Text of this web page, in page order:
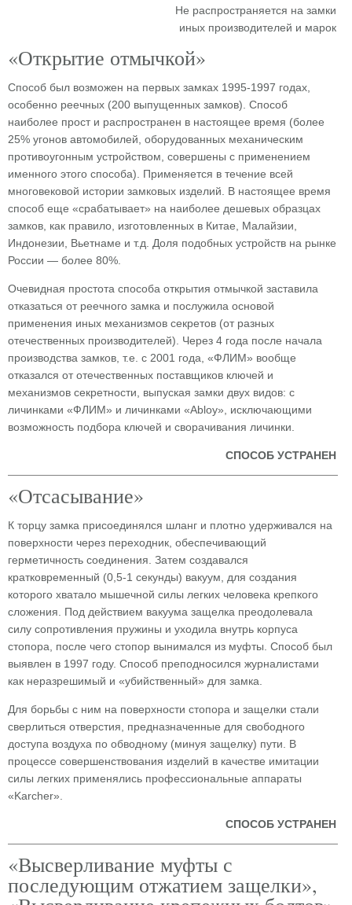
Не распространяется на замки
иных производителей и марок
«Открытие отмычкой»
Способ был возможен на первых замках 1995-1997 годах,
особенно реечных (200 выпущенных замков). Способ
наиболее прост и распространен в настоящее время (более
25% угонов автомобилей, оборудованных механическим
противоугонным устройством, совершены с применением
именного этого способа). Применяется в течение всей
многовековой истории замковых изделий. В настоящее время
способ еще «срабатывает» на наиболее дешевых образцах
замков, как правило, изготовленных в Китае, Малайзии,
Индонезии, Вьетнаме и т.д. Доля подобных устройств на рынке
России — более 80%.
Очевидная простота способа открытия отмычкой заставила
отказаться от реечного замка и послужила основой
применения иных механизмов секретов (от разных
отечественных производителей). Через 4 года после начала
производства замков, т.е. с 2001 года, «ФЛИМ» вообще
отказался от отечественных поставщиков ключей и
механизмов секретности, выпуская замки двух видов: с
личинками «ФЛИМ» и личинками «Abloy», исключающими
возможность подбора ключей и сворачивания личинки.
СПОСОБ УСТРАНЕН
«Отсасывание»
К торцу замка присоединялся шланг и плотно удерживался на
поверхности через переходник, обеспечивающий
герметичность соединения. Затем создавался
кратковременный (0,5-1 секунды) вакуум, для создания
которого хватало мышечной силы легких человека крепкого
сложения. Под действием вакуума защелка преодолевала
силу сопротивления пружины и уходила внутрь корпуса
стопора, после чего стопор вынимался из муфты. Способ был
выявлен в 1997 году. Способ преподносился журналистами
как неразрешимый и «убийственный» для замка.
Для борьбы с ним на поверхности стопора и защелки стали
сверлиться отверстия, предназначенные для свободного
доступа воздуха по обводному (минуя защелку) пути. В
процессе совершенствования изделий в качестве имитации
силы легких применялись профессиональные аппараты
«Karcher».
СПОСОБ УСТРАНЕН
«Высверливание муфты с
последующим отжатием защелки»,